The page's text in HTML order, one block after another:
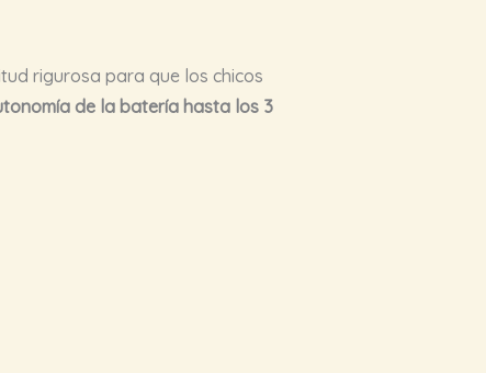
rigurosa para que los chicos
de la batería hasta los 3